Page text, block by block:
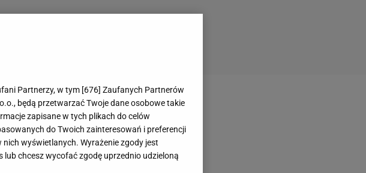
Partnerzy, w tym [676] Zaufanych Partnerów
będą przetwarzać Twoje dane osobowe takie
zapisane w tych plikach do celów
do Twoich zainteresowań i preferencji
wyświetlanych. Wyrażenie zgody jest
lub chcesz wycofać zgodę uprzednio udzieloną